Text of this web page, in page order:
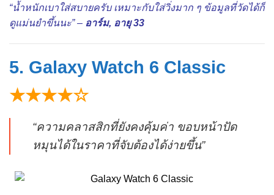
“น้ำหนักเบาใส่สบายครับ เหมาะกับใส่วิ่งมาก ๆ ข้อมูลที่วัดได้ก็
ดูแม่นยำขึ้นนะ” – อาร์ม, อายุ 33
5. Galaxy Watch 6 Classic
★★★★☆
“ความคลาสสิกที่ยังคงคุ้มค่า ขอบหน้าปัด
หมุนได้ในราคาที่จับต้องได้ง่ายขึ้น”